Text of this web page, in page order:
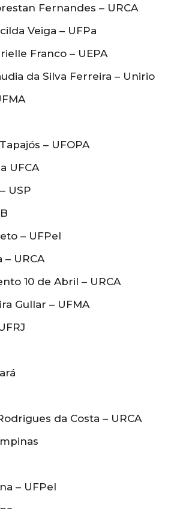
Fernandes – URCA
Veiga – UFPa
Franco – UEPA
da Silva Ferreira – Unirio
– UFOPA
UFCA
USP
– UFPel
URCA
10 de Abril – URCA
Gullar – UFMA
da Costa – URCA
– UFPel